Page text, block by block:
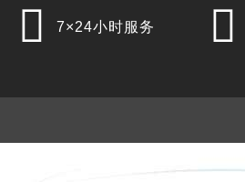
 7×24小时服务 